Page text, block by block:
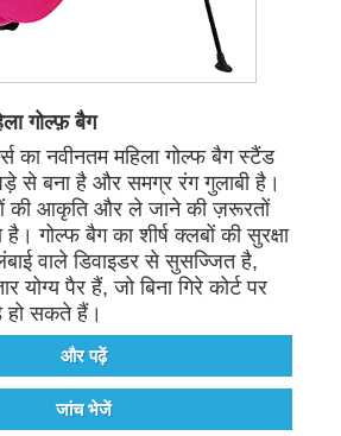
गोल्फ़ बैग
का नवीनतम महिला गोल्फ बैग स्टैंड
से बना है और समग्र रंग गुलाबी है।
की आकृति और ले जाने की ज़रूरतों
गोल्फ बैग का शीर्ष क्लबों की सुरक्षा
वाले डिवाइडर से सुसज्जित है,
योग्य पैर हैं, जो बिना गिरे कोर्ट पर
सकते हैं।
और पढ़ें
जांच भेजें